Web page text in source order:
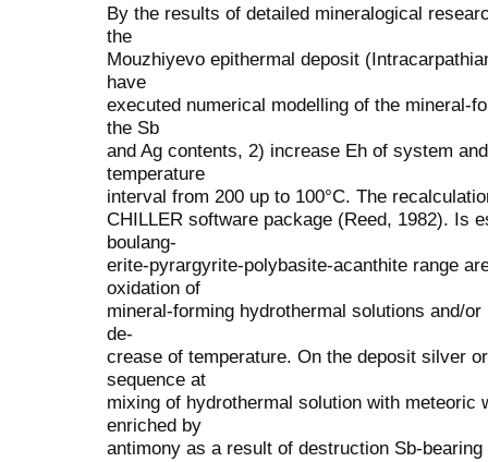
By the results of detailed mineralogical
the
Mouzhiyevo epithermal deposit
have
executed numerical modelling of the mineral-
the Sb
and Ag contents, 2) increase Eh of system
temperature
interval from 200 up to 100°С. The
CHILLER software package (Reed, 1982). Is
boulang-
erite-pyrargyrite-polybasite-acanthite range
oxidation of
mineral-forming hydrothermal solutions and/
de-
crease of temperature. On the deposit silver
sequence at
mixing of hydrothermal solution with meteoric
enriched by
antimony as a result of destruction Sb-